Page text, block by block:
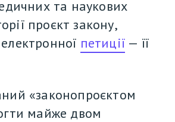
та наукових
проєкт закону,
петиції — її
«законопроєктом
майже двом